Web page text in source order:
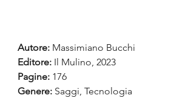
Autore: Massimiano Bucchi
Editore: Il Mulino, 2023
Pagine: 176
Genere: Saggi, Tecnologia